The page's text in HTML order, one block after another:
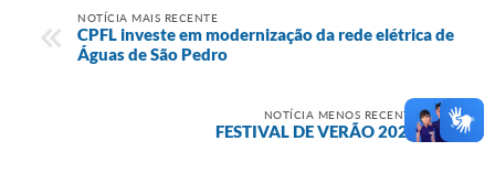
NOTÍCIA MAIS RECENTE
CPFL investe em modernização da rede elétrica de
Águas de São Pedro
NOTÍCIA MENOS RECENTE
FESTIVAL DE VERÃO 2026